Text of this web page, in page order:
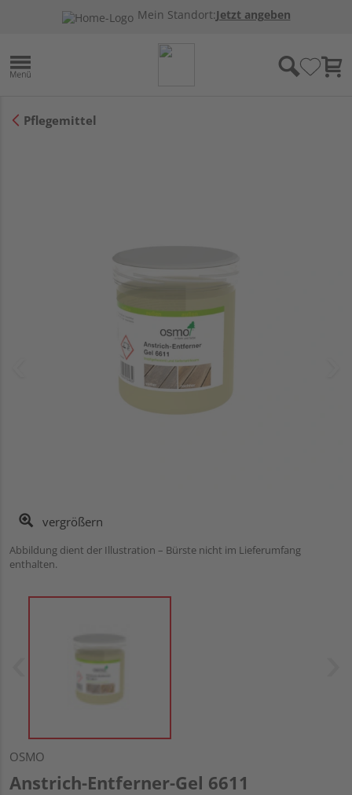
Mein Standort:Jetzt angeben
Pflegemittel
vergrößern
Abbildung dient der Illustration – Bürste nicht im Lieferumfang
enthalten.
OSMO
Anstrich-Entferner-Gel 6611